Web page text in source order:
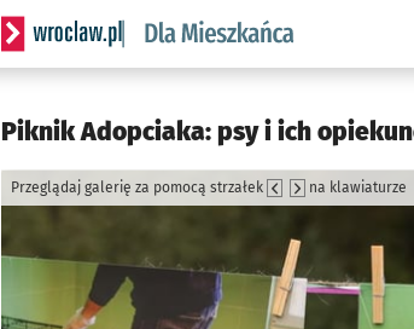
Serwis informacyjny wroclaw.pl podserwis: Dla
Piknik Adopciaka: psy i ich
Przeglądaj galerię za pomocą strzałek na klawiaturze